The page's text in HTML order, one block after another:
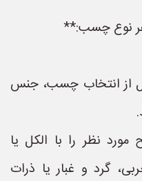
هر نوع چسب:**
از انتخاب چسب، جنس
نظر را با الکل یا
گرد و غبار یا ذرات